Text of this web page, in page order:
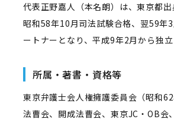
代表正野嘉人（本名朗）は、東京都出
昭和58年10月司法試験合格、翌59年
ートナーとなり、平成9年2月から独
所属・著書・資格等
東京弁護士会人権擁護委員会（昭和
法曹会、開成法曹会、東京JC・OB会